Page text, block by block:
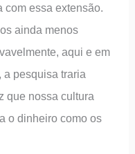
com essa extensão.
ainda menos
aqui e em
pesquisa traria
que nossa cultura
o dinheiro como os